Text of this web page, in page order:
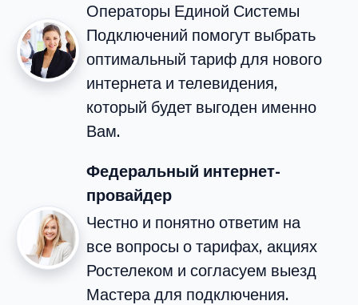
Операторы Единой Системы
Подключений помогут выбрать
оптимальный тариф для нового
интернета и телевидения,
который будет выгоден именно
Вам.
Федеральный интернет-
провайдер
Честно и понятно ответим на
все вопросы о тарифах, акциях
Ростелеком и согласуем выезд
Мастера для подключения.